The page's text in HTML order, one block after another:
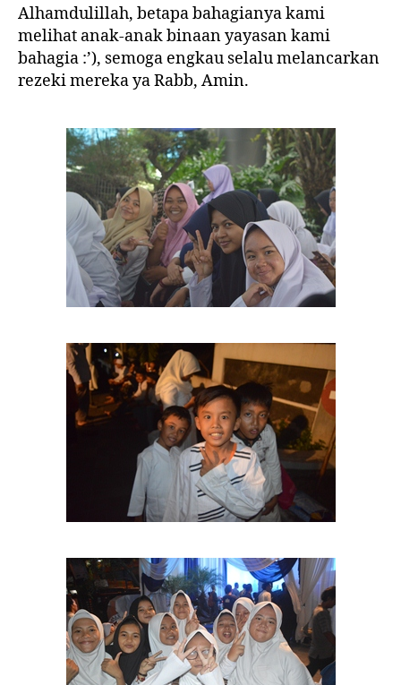
Alhamdulillah, betapa bahagianya kami
melihat anak-anak binaan yayasan kami
bahagia :’), semoga engkau selalu melancarkan
rezeki mereka ya Rabb, Amin.